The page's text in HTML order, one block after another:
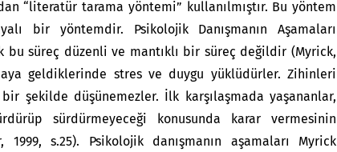
“literatür tarama yöntemi” kullanılmıştır. Bu yöntem
bir yöntemdir. Psikolojik Danışmanın Aşamaları
bu süreç düzenli ve mantıklı bir süreç değildir (Myrick,
geldiklerinde stres ve duygu yüklüdürler. Zihinleri
şekilde düşünemezler. İlk karşılaşmada yaşananlar,
sürdürmeyeceği konusunda karar vermesinin
s.25). Psikolojik danışmanın aşamaları Myrick